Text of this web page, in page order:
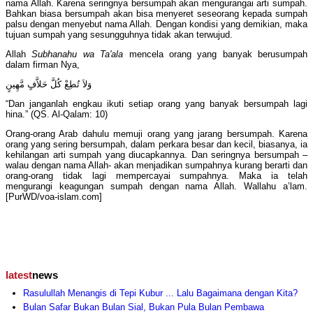
nama Allah. Karena seringnya bersumpah akan mengurangai arti sumpah.
Bahkan biasa bersumpah akan bisa menyeret seseorang kepada sumpah
palsu dengan menyebut nama Allah. Dengan kondisi yang demikian, maka
tujuan sumpah yang sesungguhnya tidak akan terwujud.
AllahSubhanahu wa Ta'ala mencela orang yang banyak berusumpah
dalam firman Nya,
وَلاَ تُطِعْ كُلَّ حَلاَّفٍ مَّهِينٍ
“Dan janganlah engkau ikuti setiap orang yang banyak bersumpah lagi
hina.” (QS. Al-Qalam: 10)
Orang-orang Arab dahulu memuji orang yang jarang bersumpah. Karena
orang yang sering bersumpah, dalam perkara besar dan kecil, biasanya, ia
kehilangan arti sumpah yang diucapkannya. Dan seringnya bersumpah –
walau dengan nama Allah- akan menjadikan sumpahnya kurang berarti dan
orang-orang tidak lagi mempercayai sumpahnya. Maka ia telah
mengurangi keagungan sumpah dengan nama Allah. Wallahu a’lam.
[PurWD/voa-islam.com]
latestnews
Rasulullah Menangis di Tepi Kubur ... Lalu Bagaimana dengan Kita?
Bulan Safar Bukan Bulan Sial, Bukan Pula Bulan Pembawa